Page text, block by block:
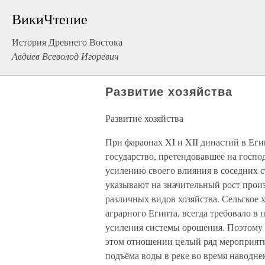
ВикиЧтение
История Древнего Востока
Авдиев Всеволод Игоревич
Развитие хозяйства
Развитие хозяйства
При фараонах XI и XII династий в
государство, претендовавшее на
усилению своего влияния в соседних
указывают на значительный рост
различных видов хозяйства. Сельское
аграрного Египта, всегда требовало
усиления системы орошения. Поэтому
этом отношении целый ряд
подъёма воды в реке во время